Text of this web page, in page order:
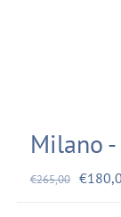
Milano
€265,00